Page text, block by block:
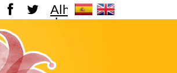
Alhama
de